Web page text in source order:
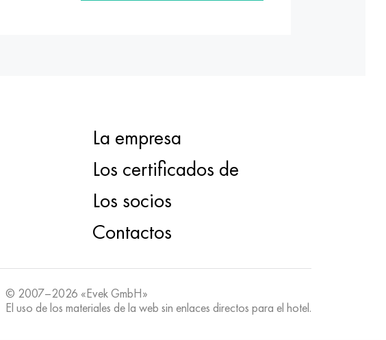
La empresa
Los certificados de
Los socios
Contactos
© 2007–2026 «Evek GmbH»
El uso de los materiales de la web sin enlaces directos para el hotel.